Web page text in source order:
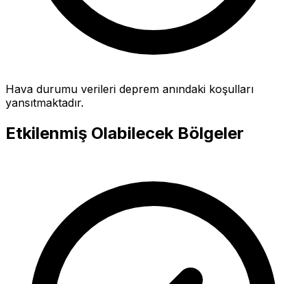
Hava durumu verileri deprem anındaki koşulları
yansıtmaktadır.
Etkilenmiş Olabilecek Bölgeler